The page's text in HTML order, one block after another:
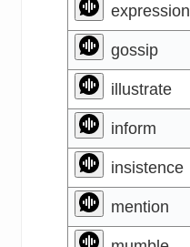
expression
gossip
illustrate
inform
insistence
mention